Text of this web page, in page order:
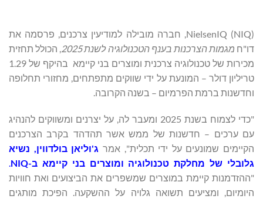
‏NielsenIQ (NIQ), חברה מובילה למודיעין צרכנים, פרסמה את
דו"ח מגמות הצרכנות בענף הטכנולוגיה לשנת 2025
, הכולל תחזית
מכירות של טכנולוגיה צרכנית ומוצרים בני קיימא בהיקף של 1.29
טריליון דולר – המונעת על ידי שווקים מתפתחים, מחזורי תחלופה
וחדשנות ברמת הפרמיום – בשנה הקרובה.
"כדי לצמוח בשנת 2025 ומעבר לה, על יצרנים ומשווקים להנהיג
עם ערכים – חדשנות של ממש אשר תהדהד בקרב הצרכנים
הקיימים שמונעים על ידי תכלית", אמר ג'וליאן בולדווין, נשיא
גלובלי של מחלקת טכנולוגיה ומוצרים בני קיימא ב-NIQ
.
"ההזדמנות קיימת במוצרים שמשפרים את הביצועים ואת חוויות
היומיום, ומציעים תשואה גלויה על ההשקעה. הפיכת מותגים